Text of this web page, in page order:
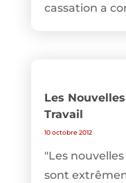
cassation a
Les
Travail
10 octobre 2012
"Les
sont